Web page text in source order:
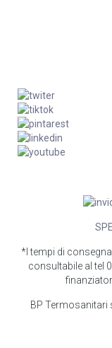
*I tempi di
consultabile al tel
BP Termosanitari